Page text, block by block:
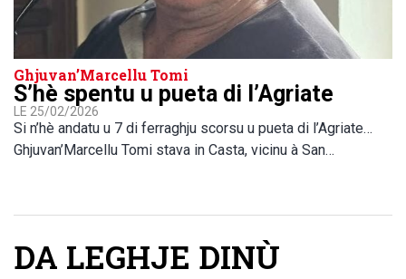
Ghjuvan’Marcellu Tomi
S’hè spentu u pueta di l’Agriate
LE 25/02/2026
Si n’hè andatu u 7 di ferraghju scorsu u pueta di l’Agriate…
Ghjuvan’Marcellu Tomi stava in Casta, vicinu à San…
DA LEGHJE DINÙ